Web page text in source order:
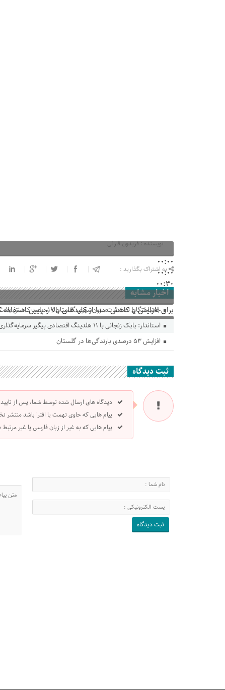
00:00
00:00
00:30
برای افزایش یا کاهش صدا از کلیدهای بالا و پایین استفاده
نویسنده : فریدون قارئی
به اشتراک بگذارید :
اخبار مشابه
جانباختگان تصادفات درون‌شهری گلستان ۱۷ درصد کاهش یافت
استاندار: بابک زنجانی با ۱۱ هلدینگ اقتصادی پیگیر سرمایه‌گذاری در گلستان است
افزایش ۵۳ درصدی بارندگی‌ها در گلستان
ثبت دیدگاه
دیدگاه های ارسال شده توسط شما، پس از
پیام هایی که حاوی تهمت یا افترا باشد منتشر
پیام هایی که به غیر از زبان فارسی یا غیر